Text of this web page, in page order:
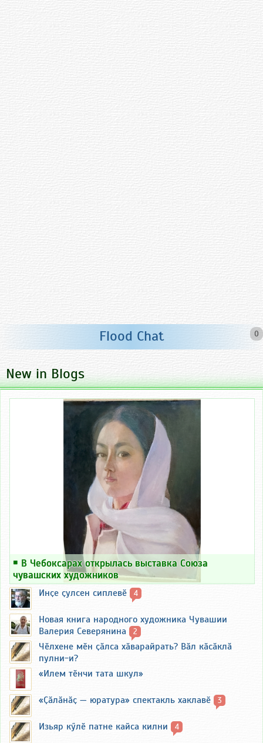
0
Flood Chat
New in Blogs
￭ В Чебоксарах открылась выставка Союза
чувашских художников
Инҫе ҫулсен сиплевӗ 4
Новая книга народного художника Чувашии
Валерия Северянина
2
Чӗлхене мӗн ҫӑлса хӑварайрать? Вӑл кӑсӑклӑ
пулни-и?
«Илем тӗнчи тата шкул»
«Ҫӑлӑнӑҫ — юратура» спектакль хаклавӗ 3
Изьяр кӳлӗ патне кайса килни 4